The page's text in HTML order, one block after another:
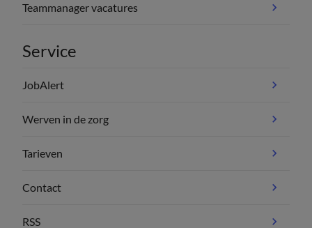
Teammanager vacatures
Service
JobAlert
Werven in de zorg
Tarieven
Contact
RSS